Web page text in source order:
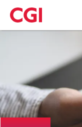
Skip
to
main